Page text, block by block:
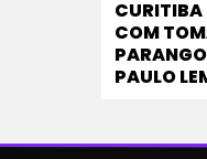
CURITIBA
COM
PAULO